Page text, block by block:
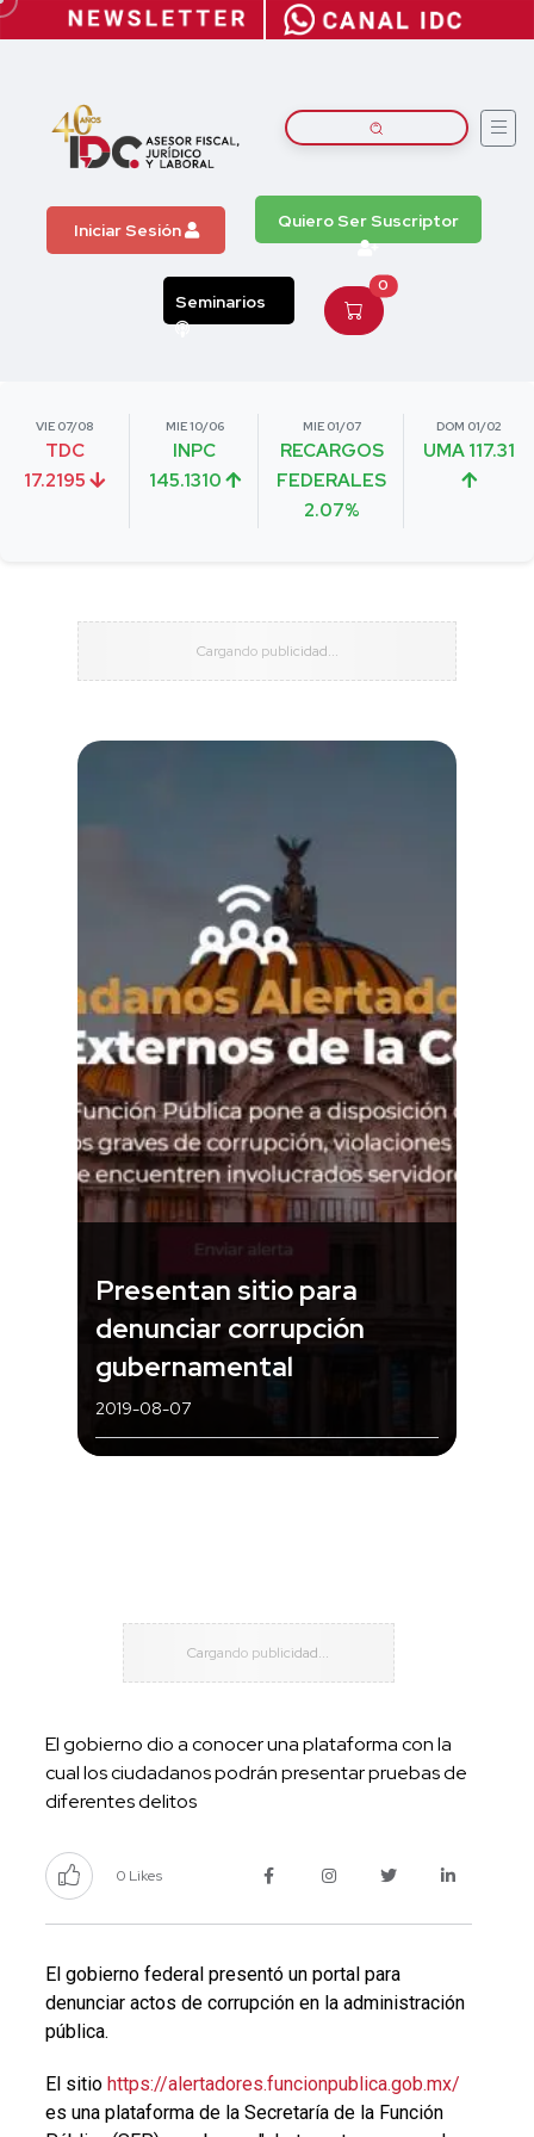
Iniciar Sesión Quiero Ser Suscriptor
Seminarios
0
VIE 07/08
TDC
17.2195
MIE 10/06
INPC
145.1310
MIE 01/07
RECARGOS
FEDERALES
2.07%
DOM 01/02
UMA 117.31
Presentan sitio para
denunciar corrupción
gubernamental
2019-08-07
El gobierno dio a conocer una plataforma con la
cual los ciudadanos podrán presentar pruebas de
diferentes delitos
0 Likes
El gobierno federal presentó un portal para
denunciar actos de corrupción en la administración
pública.
El sitio https://alertadores.funcionpublica.gob.mx/
es una plataforma de la Secretaría de la Función